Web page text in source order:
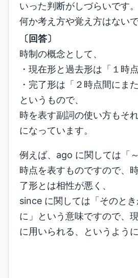
いった判断がしづらいです。
何か考え方や覚え方はない
〔回答〕
時制の概念として、
・現在形と過去形は「１時
・完了形は「２時点間にま
というもので、
時を表す副詞の使い方もそ
になっています。
例えば、ago に関しては「
時点を表すものですので、
了形とは相性が悪く、
since に関しては「そのと
に」という意味ですので、
に用いられる、というよう